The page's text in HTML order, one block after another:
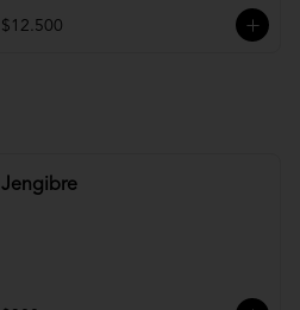
$12.500
Jengibre